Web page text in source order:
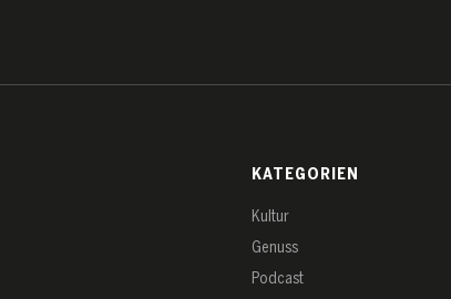
KATEGORIEN
Kultur
Genuss
Podcast